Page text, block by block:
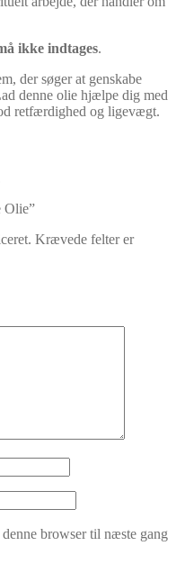
ikke indtages.
der søger at genskabe
denne olie hjælpe dig med
retfærdighed og ligevægt.
Olie”
Krævede felter er
browser til næste gang